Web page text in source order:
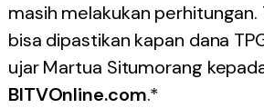
masih melakukan
bisa dipastikan kapan dana
ujar Martua Situmorang
BITVOnline.com.*